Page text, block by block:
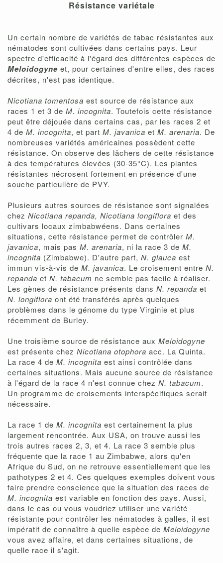
Résistance variétale
Un certain nombre de variétés de tabac résistantes aux
nématodes sont cultivées dans certains pays. Leur
spectre d'efficacité à l'égard des différentes espèces de
Meloidogyne et, pour certaines d'entre elles, des races
décrites, n'est pas identique.
Nicotiana tomentosa est source de résistance aux
races 1 et 3 de M. incognita. Toutefois cette résistance
peut être déjouée dans certains cas, par les races 2 et
4 de M. incognita, et part M. javanica et M. arenaria. De
nombreuses variétés américaines possèdent cette
résistance. On observe des lâchers de cette résistance
à des températures élevées (30-35°C). Les plantes
résistantes nécrosent fortement en présence d'une
souche particulière de PVY.
Plusieurs autres sources de résistance sont signalées
chez Nicotiana repanda, Nicotiana longiflora et des
cultivars locaux zimbabwéens. Dans certaines
situations, cette résistance permet de contrôler M.
javanica, mais pas M. arenaria, ni la race 3 de M.
incognita (Zimbabwe). D'autre part, N. glauca est
immun vis-à-vis de M. javanica. Le croisement entre N.
repanda et N. tabacum ne semble pas facile à réaliser.
Les gènes de résistance présents dans N. repanda et
N. longiflora ont été transférés après quelques
problèmes dans le génome du type Virginie et plus
récemment de Burley.
Une troisième source de résistance aux Meloidogyne
est présente chez Nicotiana otophora acc. La Quinta.
La race 4 de M. incognita est ainsi contrôlée dans
certaines situations. Mais aucune source de résistance
à l'égard de la race 4 n'est connue chez N. tabacum.
Un programme de croisements interspécifiques serait
nécessaire.
La race 1 de M. incognita est certainement la plus
largement rencontrée. Aux USA, on trouve aussi les
trois autres races 2, 3, et 4. La race 3 semble plus
fréquente que la race 1 au Zimbabwe, alors qu'en
Afrique du Sud, on ne retrouve essentiellement que les
pathotypes 2 et 4. Ces quelques exemples doivent vous
faire prendre conscience que la situation des races de
M. incognita est variable en fonction des pays. Aussi,
dans le cas ou vous voudriez utiliser une variété
résistante pour contrôler les nématodes à galles, il est
impératif de connaître à quelle espèce de Meloidogyne
vous avez affaire, et dans certaines situations, de
quelle race il s'agit.